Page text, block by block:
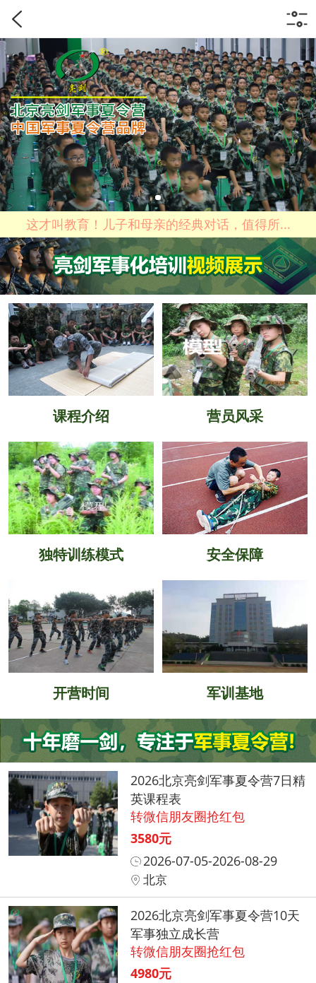
这才叫教育！儿子和母亲的经典对话，值得所...
课程介绍 营员风采
独特训练模式 安全保障
开营时间 军训基地
2026北京亮剑军事夏令营7日精
英课程表
转微信朋友圈抢红包
3580元
2026-07-05-2026-08-29
北京
2026北京亮剑军事夏令营10天
军事独立成长营
转微信朋友圈抢红包
4980元